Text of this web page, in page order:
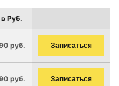
Руб.
руб. Записаться
руб. Записаться